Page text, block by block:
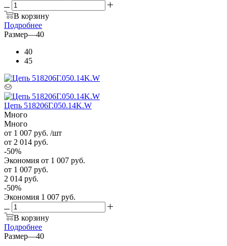
В корзину
Подробнее
Размер—40
40
45
Цепь 518206Г.050.14K.W
Много
Много
от 1 007 руб. /шт
от 2 014 руб.
-50%
Экономия от 1 007 руб.
от 1 007 руб.
2 014 руб.
-50%
Экономия 1 007 руб.
В корзину
Подробнее
Размер—40